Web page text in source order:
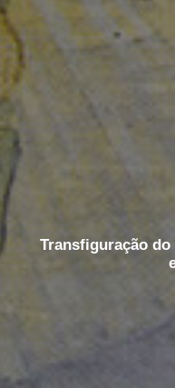
Transfiguração do